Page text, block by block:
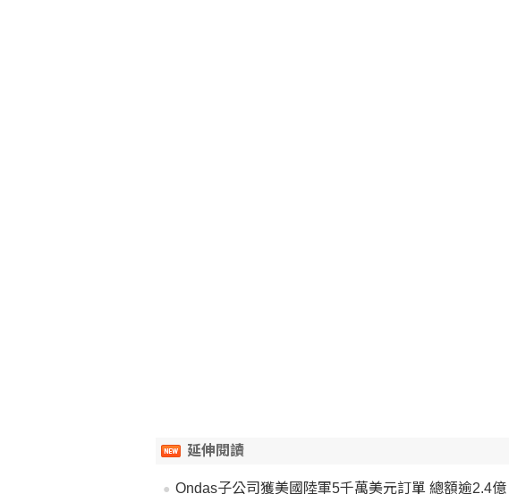
延伸閱讀
Ondas子公司獲美國陸軍5千萬美元訂單 總額逾2.4億